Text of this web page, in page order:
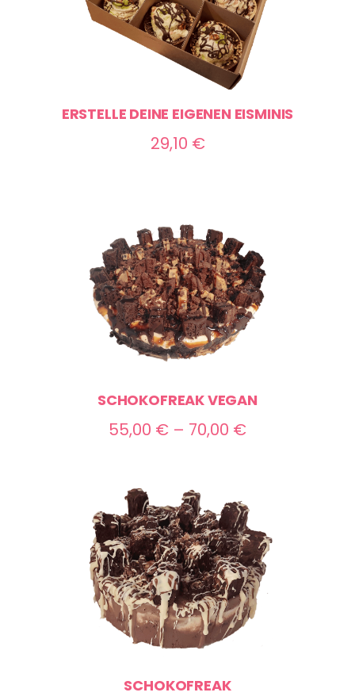
ERSTELLE DEINE EIGENEN EISMINIS
29,10 €
SCHOKOFREAK VEGAN
55,00 € – 70,00 €Preisspanne:
70,00 €
SCHOKOFREAK